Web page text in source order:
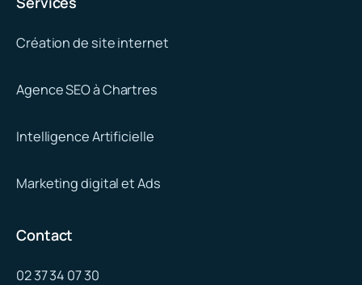
Création de site internet
Agence SEO à Chartres
Intelligence Artificielle
Marketing digital et Ads
Contact
02 37 34 07 30